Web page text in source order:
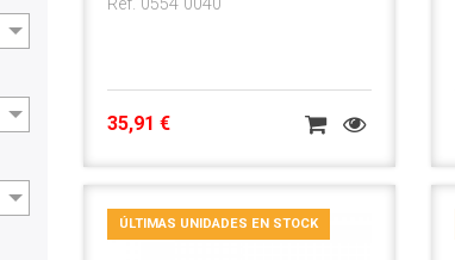
Ref. 0554 0040
35,91 €
ÚLTIMAS UNIDADES EN STOCK